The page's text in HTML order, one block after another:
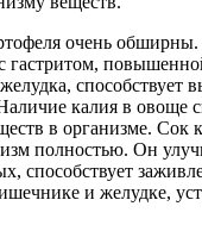
очень
гастритом,
способствует
калия в овоще
в организме. Сок
полностью. Он
способствует
и желудке,